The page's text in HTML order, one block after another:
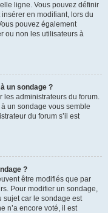
ligne. Vous pouvez définir
en modifiant, lors du
pouvez également
ou non les utilisateurs à
un sondage ?
les administrateurs du forum.
un sondage vous semble
du forum s’il est
?
être modifiés que par
Pour modifier un sondage,
sujet car le sondage est
n’a encore voté, il est